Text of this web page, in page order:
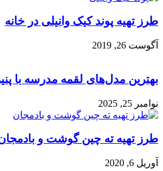
طرز تهیه پوند کیک وانیلی در خانه
آگوست 26, 2019
بهترین مدل‌های لقمه مدرسه با
نوامبر 25, 2025
طرز تهیه ته چین گوشت و
آوریل 6, 2020